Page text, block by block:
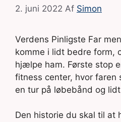
2. juni 2022 Af Simon
Verdens Pinligste Far
komme i lidt bedre form,
hjælpe ham. Første stop
fitness center, hvor faren
en tur på løbebånd og
Den historie du skal til at